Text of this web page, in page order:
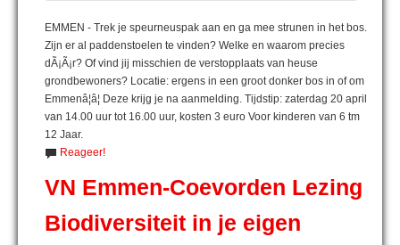
EMMEN - Trek je speurneuspak aan en ga mee strunen in het bos.
Zijn er al paddenstoelen te vinden? Welke en waarom precies
dÃ¡Ã¡r? Of vind jij misschien de verstopplaats van heuse
grondbewoners? Locatie: ergens in een groot donker bos in of om
Emmenâ¦â¦ Deze krijg je na aanmelding. Tijdstip: zaterdag 20 april
van 14.00 uur tot 16.00 uur, kosten 3 euro Voor kinderen van 6 tm
12 Jaar.
Reageer!
VN Emmen-Coevorden Lezing
Biodiversiteit in je eigen